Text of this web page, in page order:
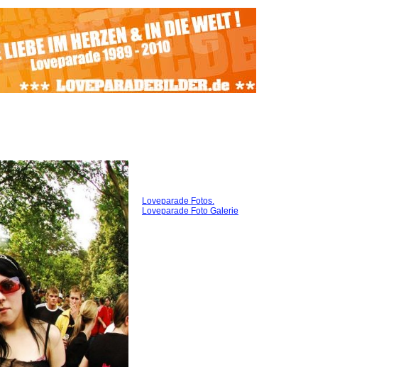
Loveparade Fotos.
Loveparade Foto Galerie